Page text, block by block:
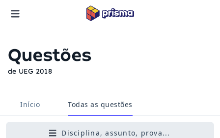
Questões
de UEG 2018
Início Todas as questões
Disciplina, assunto, prova...